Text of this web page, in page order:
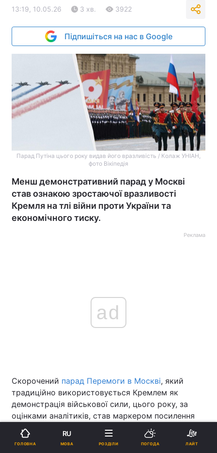
13:19, 10.05.26 3 хв. 3922
Підпишіться на нас в Google
Парад Путіна цього року видав його вразливість / Колаж УНІАН,
фото Вікіпедія
Менш демонстративний парад у Москві
став ознакою зростаючої вразливості
Кремля на тлі війни проти України та
економічного тиску.
Реклама
ad
Скорочений парад Перемоги в Москві, який
традиційно використовується Кремлем як
демонстрація військової сили, цього року, за
оцінками аналітиків, став маркером посилення
вразливості влади Росії на тлі війни проти
України, пишеThe New York Times.
ГОЛОВНА
RU
МОВА РОЗДІЛИ ПОГОДА ЛАЙТ